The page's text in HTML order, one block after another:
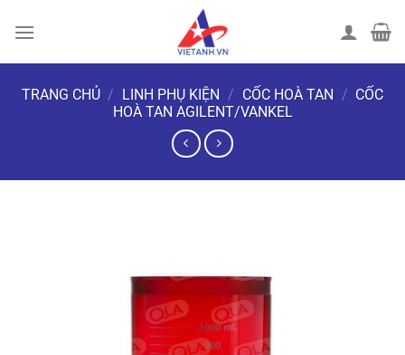
đến
TRANG CHỦ / LINH PHỤ KIỆN / CỐC HOÀ TAN / CỐC
HOÀ TAN AGILENT/VANKEL